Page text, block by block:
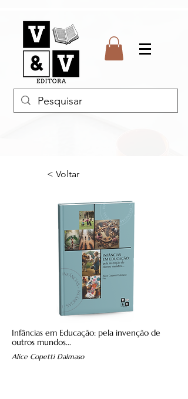
< Voltar
Infâncias em Educação: pela invenção de
outros mundos...
Alice Copetti Dalmaso